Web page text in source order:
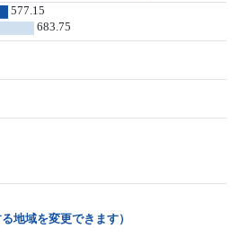
577.15
683.75
地域を変更できます）